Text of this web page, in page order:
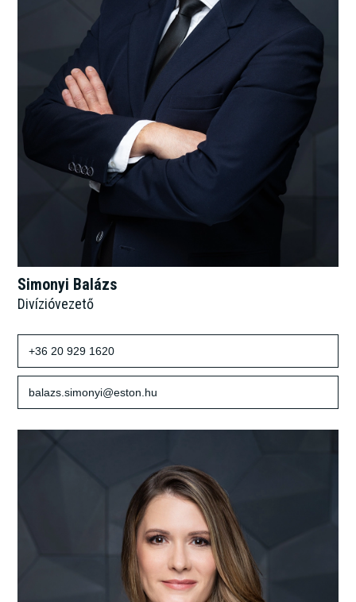
Simonyi Balázs
Divízióvezető
+36 20 929 1620
balazs.simonyi@eston.hu